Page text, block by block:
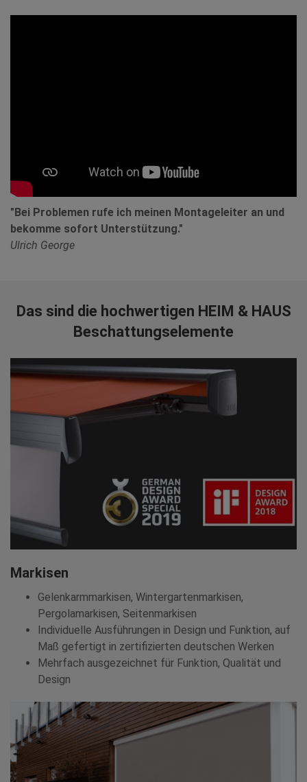
"Bei Problemen rufe ich meinen Montageleiter an und
bekomme sofort Unterstützung."
Ulrich George
Das sind die hochwertigen HEIM & HAUS
Beschattungselemente
Markisen
Gelenkarmmarkisen, Wintergartenmarkisen,
Pergolamarkisen, Seitenmarkisen
Individuelle Ausführungen in Design und Funktion, auf
Maß gefertigt in zertifizierten deutschen Werken
Mehrfach ausgezeichnet für Funktion, Qualität und
Design